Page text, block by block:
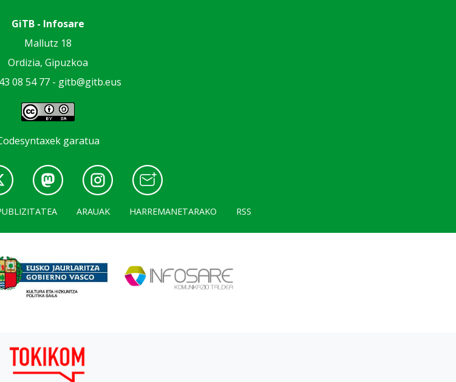
GiTB - Infosare
Mallutz 18
Ordizia, Gipuzkoa
08 54 77 - gitb@gitb.eus
garatua
ARAUAK HARREMANETARAKO RSS